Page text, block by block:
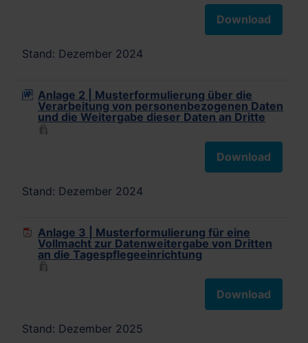
Download
Stand: Dezember 2024
Anlage 2 | Musterformulierung über die
Verarbeitung von personenbezogenen Daten
und die Weitergabe dieser Daten an Dritte
Download
Stand: Dezember 2024
Anlage 3 | Musterformulierung für eine
Vollmacht zur Datenweitergabe von Dritten
an die Tagespflegeeinrichtung
Download
Stand: Dezember 2025